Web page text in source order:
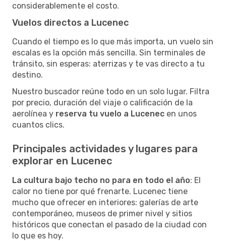
considerablemente el costo.
Vuelos directos a Lucenec
Cuando el tiempo es lo que más importa, un vuelo sin
escalas es la opción más sencilla. Sin terminales de
tránsito, sin esperas: aterrizas y te vas directo a tu
destino.
Nuestro buscador reúne todo en un solo lugar. Filtra
por precio, duración del viaje o calificación de la
aerolínea y reserva tu vuelo a Lucenec en unos
cuantos clics.
Principales actividades y lugares para
explorar en Lucenec
La cultura bajo techo no para en todo el año: El
calor no tiene por qué frenarte. Lucenec tiene
mucho que ofrecer en interiores: galerías de arte
contemporáneo, museos de primer nivel y sitios
históricos que conectan el pasado de la ciudad con
lo que es hoy.